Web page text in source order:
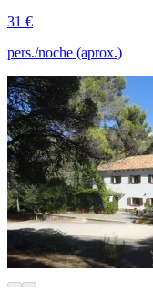
31 €
pers./noche (aprox.)